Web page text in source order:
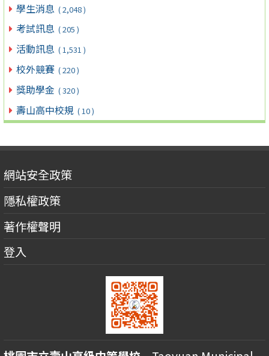
學生消息 ( 2,048 )
考試訊息 ( 205 )
活動訊息 ( 1,531 )
校外競賽 ( 220 )
獎助學金 ( 320 )
壽山高中校規 ( 10 )
網站安全政策
隱私權政策
著作權聲明
登入